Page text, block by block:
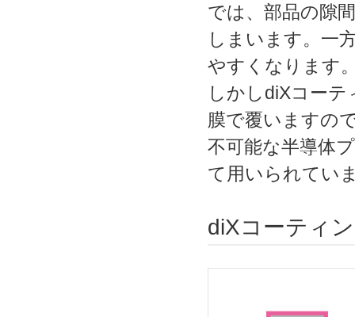
では、部品の隙
しまいます。一
やすくなります
しかしdiXコー
膜で覆いますの
不可能な半導体
て用いられてい
diXコーティ